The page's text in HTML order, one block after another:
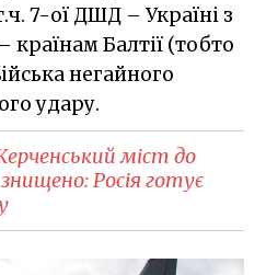
7-ої ДШД – Україні з
Балтії (тобто
негайного
удару.
міст до
Росія готує